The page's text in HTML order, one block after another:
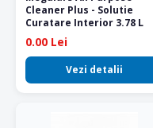
Cleaner Plus - Solutie
Curatare Interior 3.78 L
0.00 Lei
Vezi detalii